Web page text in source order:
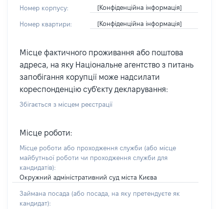
Номер корпусу: [Конфіденційна інформація]
Номер квартири: [Конфіденційна інформація]
Місце фактичного проживання або поштова
адреса, на яку Національне агентство з питань
запобігання корупції може надсилати
кореспонденцію суб'єкту декларування:
Збігається з місцем реєстрації
Місце роботи:
Місце роботи або проходження служби (або місце
майбутньої роботи чи проходження служби для
кандидатів):
Окружний адміністративний суд міста Києва
Займана посада (або посада, на яку претендуєте як
кандидат):